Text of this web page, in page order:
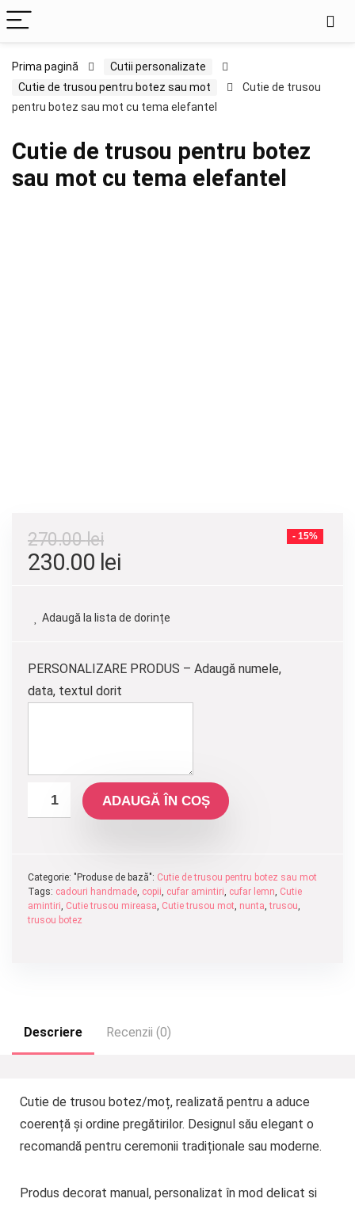
Prima pagină
Cutii personalizate
Cutie de trusou pentru botez sau mot
Cutie de trusou
pentru botez sau mot cu tema elefantel
Cutie de trusou pentru botez
sau mot cu tema elefantel
- 15%
270.00lei
Prețul
fost:
230.00 lei
este:
230.00 lei.
Adaugă la lista de dorințe
PERSONALIZARE PRODUS – Adaugă numele,
data, textul dorit
ADAUGĂ ÎN COȘ
Categorie: "Produse de bază": Cutie de trusou pentru botez sau mot
Tags: cadouri handmade, copii, cufar amintiri, cufar lemn, Cutie
amintiri, Cutie trusou mireasa, Cutie trusou mot, nunta,trusou,
trusou botez
Descriere Recenzii (0)
Cutie de trusou botez/moț, realizată pentru a aduce
coerență și ordine pregătirilor. Designul său elegant o
recomandă pentru ceremonii tradiționale sau moderne.
Produs decorat manual, personalizat în mod delicat si